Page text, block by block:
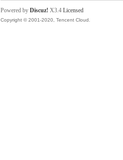
Powered by Discuz! X3.4 Licensed
Copyright © 2001-2020, Tencent Cloud.